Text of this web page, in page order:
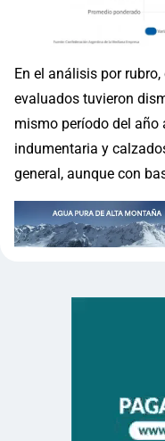
En el análisis por
evaluados tuvieron
mismo período del año
indumentaria y
general, aunque con